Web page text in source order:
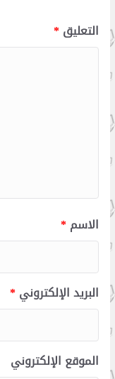
التعليق*
الاسم*
البريد الإلكتروني*
الموقع الإلكتروني